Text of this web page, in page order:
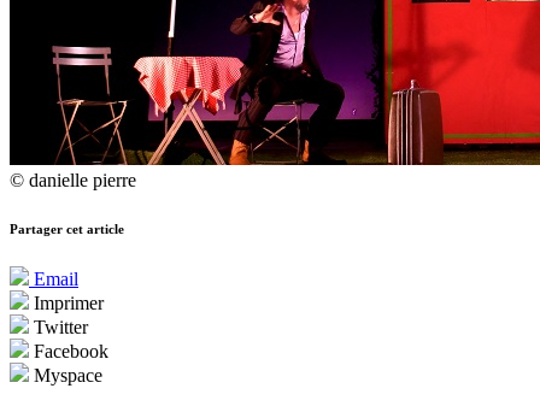
© danielle pierre
Partager cet article
Email
Imprimer
Twitter
Facebook
Myspace